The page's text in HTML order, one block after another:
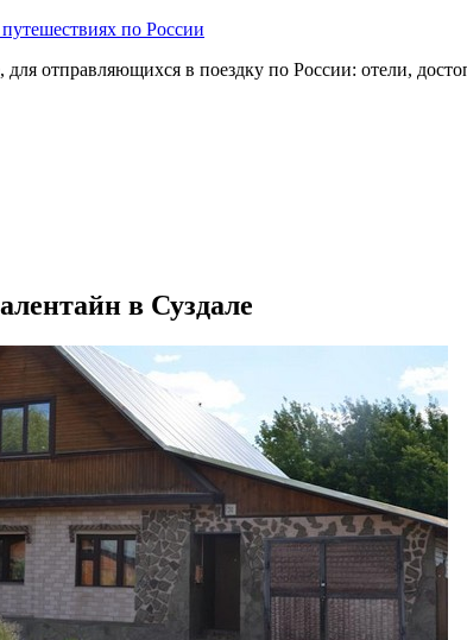
по России
для отправляющихся в поездку по России: отели,
в Суздале